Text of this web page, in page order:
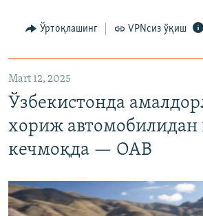
Ўртоқлашинг VPNсиз ўқиш
Mart 12, 2025
Ўзбекистонда
хориж автомобилидан
кечмоқда — ОАВ